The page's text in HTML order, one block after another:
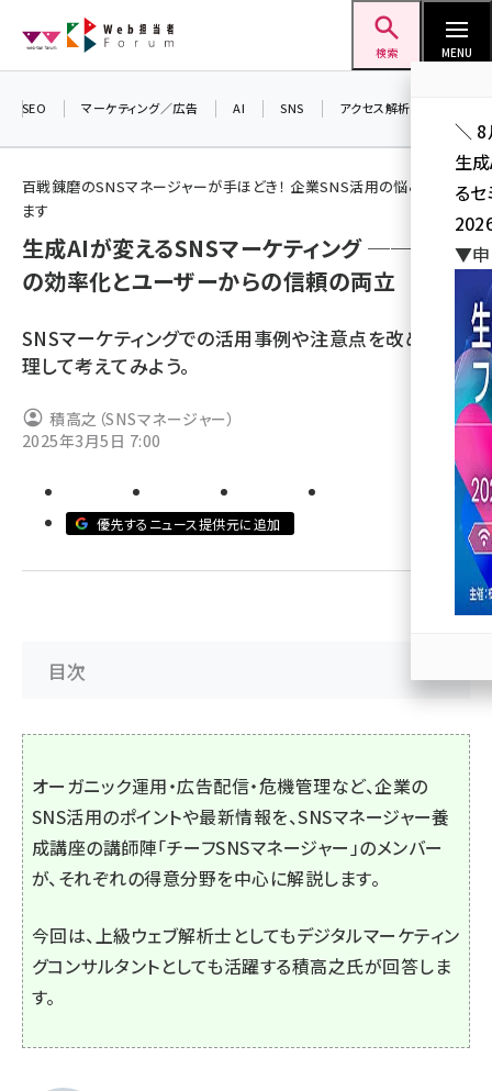
ン
検索 MENU
seo (3538)
ai (2820)
youtube (2444)
note (2322)
セミナー (2315)
z世代 (1629)
meo (1281)
llmo (1167)
SEO マーケティング／広告 AI SNS アクセス解析／データ分析
百戦錬磨のSNSマネージャーが手ほどき！ 企業SNS活用の悩みに答え
ます
生成AIが変えるSNSマーケティング ── 運用
の効率化とユーザーからの信頼の両立
SNSマーケティングでの活用事例や注意点を改めて整
理して考えてみよう。
積高之（SNSマネージャー）
2025年3月5日 7:00
優先するニュース提供元に追加
目次
オーガニック運用・広告配信・危機管理など、企業の
SNS活用のポイントや最新情報を、SNSマネージャー養
成講座の講師陣「チーフSNSマネージャー」のメンバー
が、それぞれの得意分野を中心に解説します。
今回は、上級ウェブ解析士としてもデジタルマーケティン
グコンサルタントとしても活躍する積高之氏が回答しま
す。
＼ 8
生
る
▼申